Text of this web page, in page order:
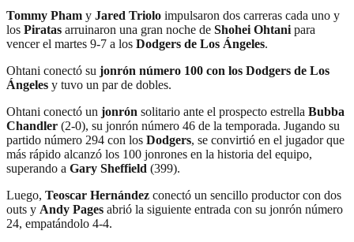
Tommy Pham y Jared Triolo impulsaron dos carreras cada uno y
los Piratas arruinaron una gran noche de Shohei Ohtani para
vencer el martes 9-7 a los Dodgers de Los Ángeles.
Ohtani conectó su jonrón número 100 con los Dodgers de Los
Ángeles y tuvo un par de dobles.
Ohtani conectó un jonrón solitario ante el prospecto estrella Bubba
Chandler (2-0), su jonrón número 46 de la temporada. Jugando su
partido número 294 con los Dodgers, se convirtió en el jugador que
más rápido alcanzó los 100 jonrones en la historia del equipo,
superando a Gary Sheffield (399).
Luego, Teoscar Hernández conectó un sencillo productor con dos
outs y Andy Pages abrió la siguiente entrada con su jonrón número
24, empatándolo 4-4.